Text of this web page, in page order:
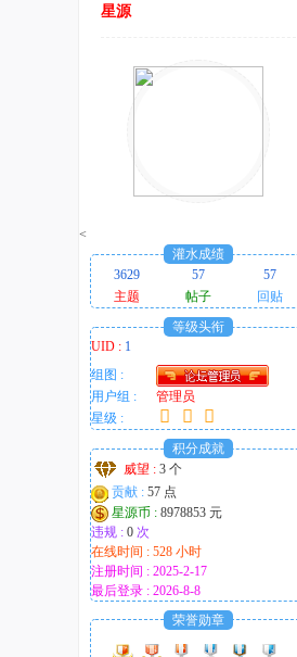
！
星源
<
灌水成绩
3629
57
57
主题
帖子
回贴
等级头衔
UID : 1
组图 :
用户组 :
管理员
星级 :
积分成就
威望 : 3 个
贡献 : 57 点
星源币 : 8978853 元
违规 : 0 次
在线时间 : 528 小时
注册时间 : 2025-2-17
最后登录 : 2026-8-8
荣誉勋章